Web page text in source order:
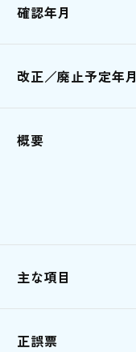
確認年月
改正／廃止予定年月
概要
主な項目
正誤票